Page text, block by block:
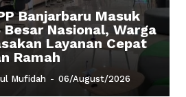
Banjarbaru Masuk
Besar Nasional, Warga
Layanan Cepat
Ramah
Mufidah - 06/August/2026